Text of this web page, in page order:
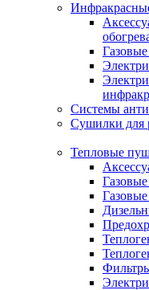
Системы
Сушилки для
Тепловые